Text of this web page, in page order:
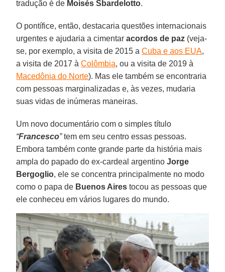
tradução é de Moisés Sbardelotto.
O pontífice, então, destacaria questões internacionais
urgentes e ajudaria a cimentaracordos de paz (veja-
se, por exemplo, a visita de 2015 aCuba e aos EUA,
a visita de 2017 àColômbia, ou a visita de 2019 à
Macedônia do Norte). Mas ele também se encontraria
com pessoas marginalizadas e, às vezes, mudaria
suas vidas de inúmeras maneiras.
Um novo documentário com o simples título
“Francesco”tem em seu centro essas pessoas.
Embora também conte grande parte da história mais
ampla do papado do ex-cardeal argentinoJorge
Bergoglio, ele se concentra principalmente no modo
como o papa de Buenos Aires tocou as pessoas que
ele conheceu em vários lugares do mundo.